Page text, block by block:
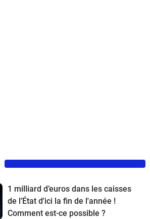
1 milliard d’euros dans les caisses
de l’État d'ici la fin de l'année !
Comment est-ce possible ?